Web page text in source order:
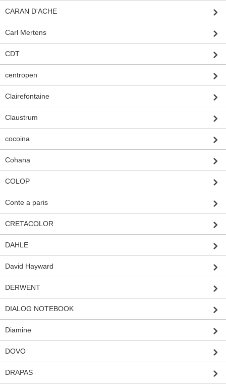
CARAN D'ACHE
Carl Mertens
CDT
centropen
Clairefontaine
Claustrum
cocoina
Cohana
COLOP
Conte a paris
CRETACOLOR
DAHLE
David Hayward
DERWENT
DIALOG NOTEBOOK
Diamine
DOVO
DRAPAS